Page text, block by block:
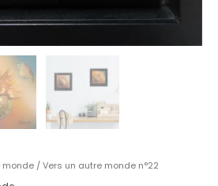
monde / Vers un autre monde n°22